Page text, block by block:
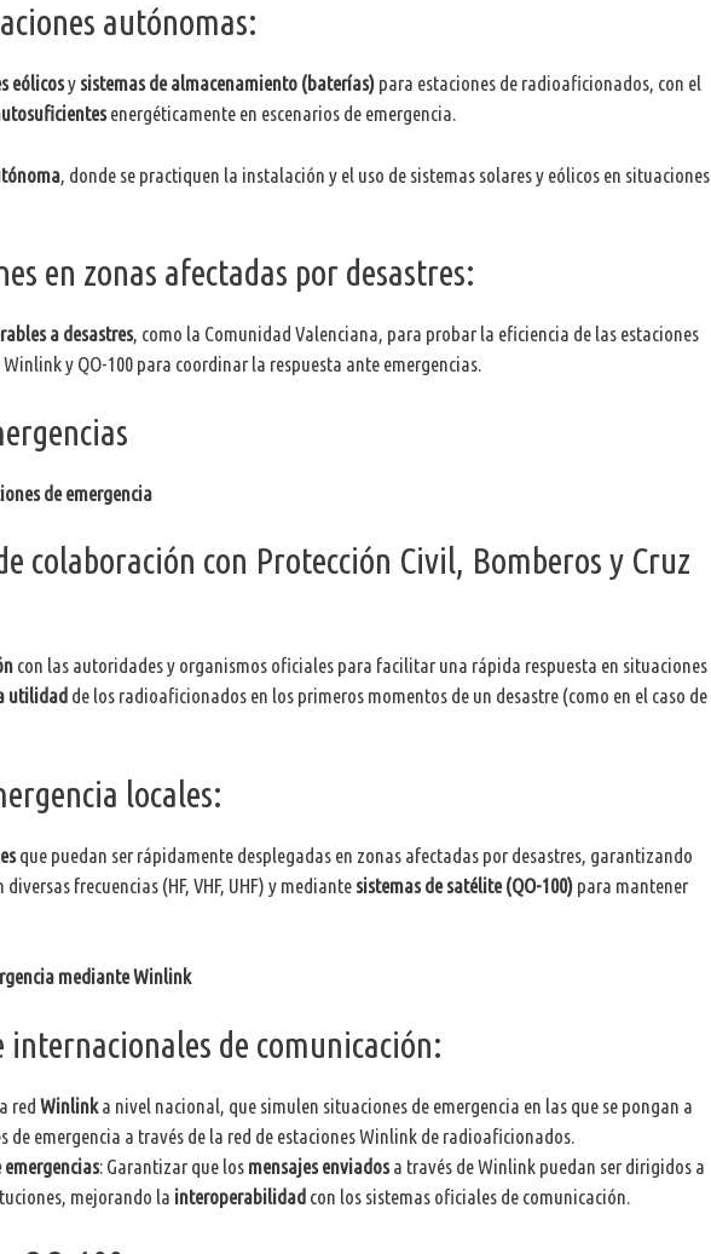
autónomas:
eólicosy sistemas de almacenamiento (baterías) para estaciones de radioaficionados, con el
energéticamente en escenarios de emergencia.
, donde se practiquen la instalación y el uso de sistemas solares y eólicos en situaciones
en zonas afectadas por desastres:
a desastres, como la Comunidad Valenciana, para probar la eficiencia de las estaciones
y QO-100 para coordinar la respuesta ante emergencias.
de emergencia
con Protección Civil, Bomberos y Cruz
con las autoridades y organismos oficiales para facilitar una rápida respuesta en situaciones
utilidad de los radioaficionados en los primeros momentos de un desastre (como en el caso de
locales:
que puedan ser rápidamente desplegadas en zonas afectadas por desastres, garantizando
frecuencias (HF, VHF, UHF) y mediante sistemas de satélite (QO-100) para mantener
mediante Winlink
de comunicación:
red Winlinka nivel nacional, que simulen situaciones de emergencia en las que se pongan a
de emergencia a través de la red de estaciones Winlink de radioaficionados.
: Garantizar que los mensajes enviadosa través de Winlink puedan ser dirigidos a
mejorando la interoperabilidad con los sistemas oficiales de comunicación.